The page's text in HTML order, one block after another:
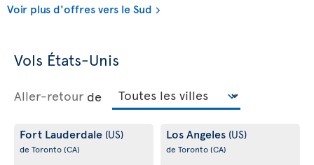
Voir plus d'offres vers le Sud
Vols États-Unis
Aller-retour de
Fort Lauderdale (US)
de Toronto(CA)
Los Angeles (US)
de Toronto(CA)